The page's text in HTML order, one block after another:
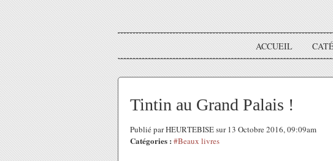
ACCUEIL
Tintin au Grand Palais !
Publié par HEURTEBISE sur 13 Octobre 2016, 09:09am
Catégories : #Beaux livres